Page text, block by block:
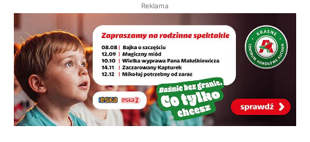
Reklama